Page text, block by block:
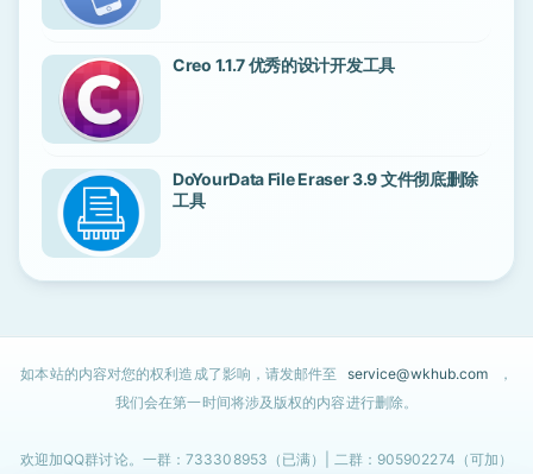
Creo 1.1.7 优秀的设计开发工具
DoYourData File Eraser 3.9 文件彻底删除
工具
如本站的内容对您的权利造成了影响，请发邮件至 service@wkhub.com
，
我们会在第一时间将涉及版权的内容进行删除。
欢迎加QQ群讨论。一群：733308953（已满）| 二群：905902274（可加）